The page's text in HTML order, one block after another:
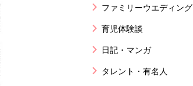
ファミリーウエディング
育児体験談
日記・マンガ
タレント・有名人